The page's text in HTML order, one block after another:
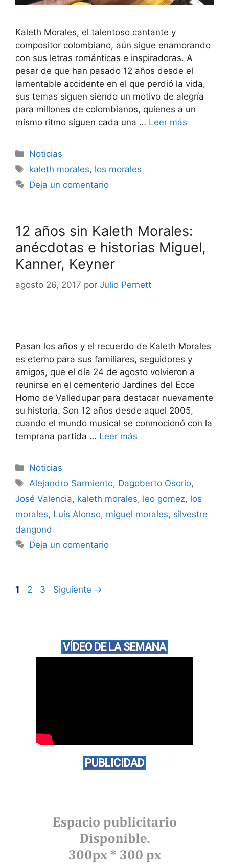
Kaleth Morales, el talentoso cantante y
compositor colombiano, aún sigue enamorando
con sus letras románticas e inspiradoras. A
pesar de que han pasado 12 años desde el
lamentable accidente en el que perdió la vida,
sus temas siguen siendo un motivo de alegría
para millones de colombianos, quienes a un
mismo ritmo siguen cada una … Leer más
Noticias
kaleth morales, los morales
Deja un comentario
12 años sin Kaleth Morales:
anécdotas e historias Miguel,
Kanner, Keyner
agosto 26, 2017 por Julio Pernett
Pasan los años y el recuerdo de Kaleth Morales
es eterno para sus familiares, seguidores y
amigos, que el día 24 de agosto volvieron a
reunirse en el cementerio Jardines del Ecce
Homo de Valledupar para destacar nuevamente
su historia. Son 12 años desde aquel 2005,
cuando el mundo musical se conmocionó con la
temprana partida … Leer más
Noticias
Alejandro Sarmiento, Dagoberto Osorio,
José Valencia, kaleth morales, leo gomez, los
morales, Luis Alonso, miguel morales, silvestre
dangond
Deja un comentario
1 2 3 Siguiente →
VÍDEO DE LA SEMANA
PUBLICIDAD